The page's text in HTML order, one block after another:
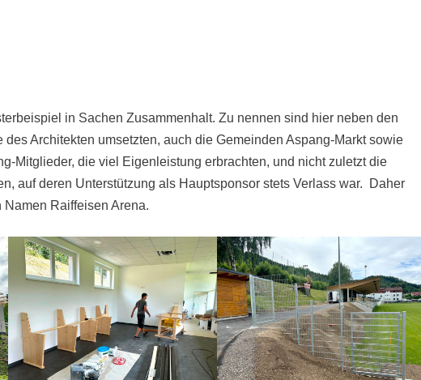
in Sachen Zusammenhalt. Zu nennen sind hier neben den
Architekten umsetzten, auch die Gemeinden Aspang-Markt sowie
Mitglieder, die viel Eigenleistung erbrachten, und nicht zuletzt die
auf deren Unterstützung als Hauptsponsor stets Verlass war. Daher
Raiffeisen Arena.